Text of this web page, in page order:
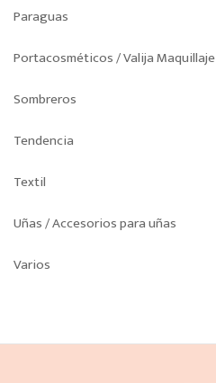
Paraguas
Portacosméticos / Valija Maquillaje
Sombreros
Tendencia
Textil
Uñas / Accesorios para uñas
Varios